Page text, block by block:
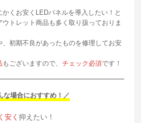
くお安くLEDパネルを導入したい！と
トレット商品も多く取り扱っておりま
初期不良があったものを修理してお安
もございますので、チェック必須です！
な場合におすすめ！／
安く抑えたい！